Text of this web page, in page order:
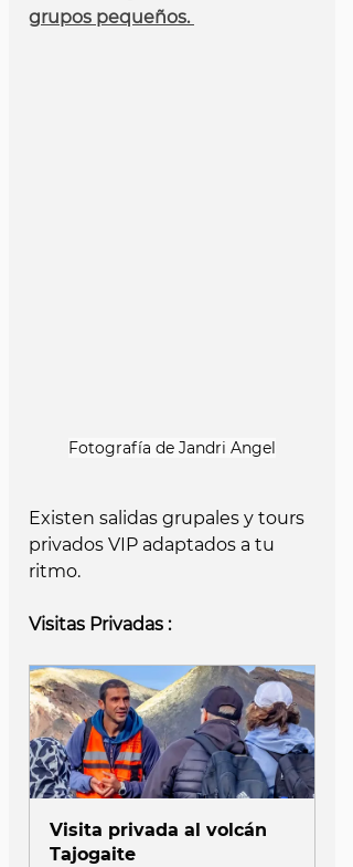
grupos pequeños.
Fotografía de Jandri Angel
Existen salidas grupales y tours
privados VIP adaptados a tu
ritmo.
Visitas Privadas :
Visita privada al volcán
Tajogaite